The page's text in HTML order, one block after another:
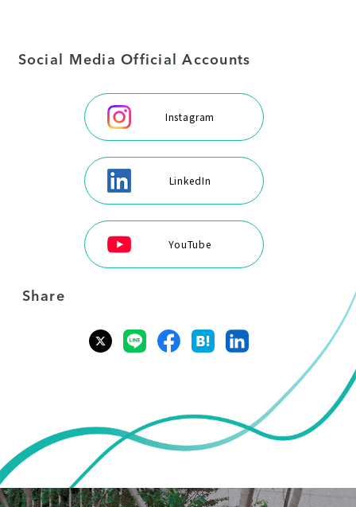
Social Media Official Accounts
Instagram
LinkedIn
YouTube
Share